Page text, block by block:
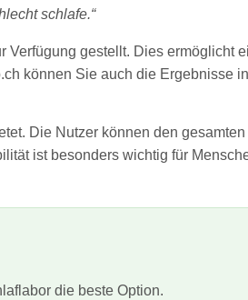
schlafe.“
gestellt. Dies ermöglicht
können Sie auch die Ergebnisse
Die Nutzer können den
ist besonders wichtig für
die beste Option.